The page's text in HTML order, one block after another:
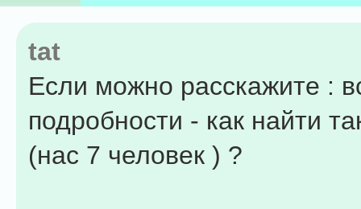
tat
Если можно расскажите :
подробности - как найти
(нас 7 человек ) ?